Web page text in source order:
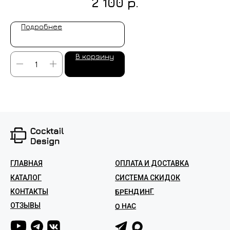
Подробнее
В корзину
ГЛАВНАЯ
ОПЛАТА И ДОСТАВКА
СИСТЕМА СКИДОК
КОНТАКТЫ
КАТАЛОГ
БРЕНДИНГ
ОТЗЫВЫ О НАС